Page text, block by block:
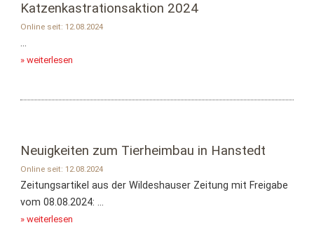
Katzenkastrationsaktion 2024
Online seit: 12.08.2024
...
» weiterlesen
Neuigkeiten zum Tierheimbau in Hanstedt
Online seit: 12.08.2024
Zeitungsartikel aus der Wildeshauser Zeitung mit Freigabe
vom 08.08.2024: ...
» weiterlesen